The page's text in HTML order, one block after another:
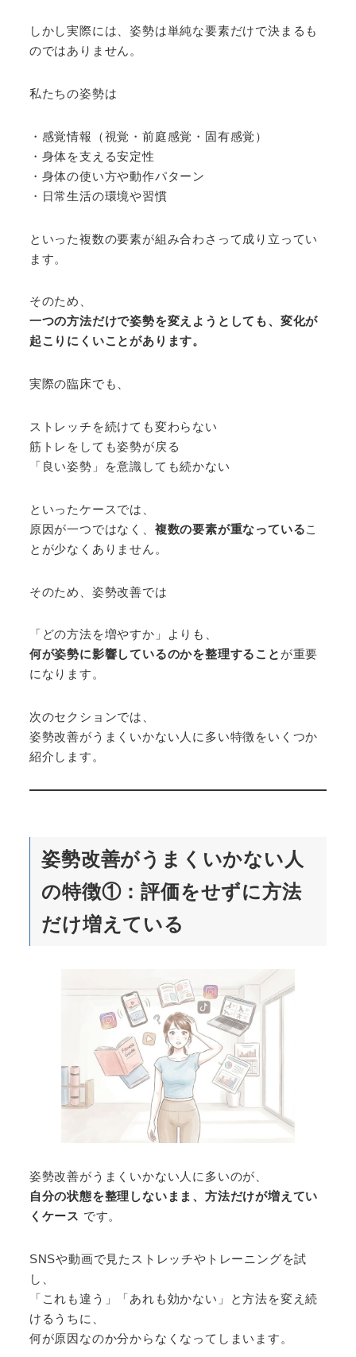
しかし実際には、姿勢は単純な要素だけで決まるも
のではありません。
私たちの姿勢は
・感覚情報（視覚・前庭感覚・固有感覚）
・身体を支える安定性
・身体の使い方や動作パターン
・日常生活の環境や習慣
といった複数の要素が組み合わさって成り立ってい
ます。
そのため、
一つの方法だけで姿勢を変えようとしても、変化が
起こりにくいことがあります。
実際の臨床でも、
ストレッチを続けても変わらない
筋トレをしても姿勢が戻る
「良い姿勢」を意識しても続かない
といったケースでは、
原因が一つではなく、 複数の要素が重なっているこ
とが少なくありません。
そのため、姿勢改善では
「どの方法を増やすか」よりも、
何が姿勢に影響しているのかを整理すること が重要
になります。
次のセクションでは、
姿勢改善がうまくいかない人に多い特徴をいくつか
紹介します。
姿勢改善がうまくいかない人
の特徴①：評価をせずに方法
だけ増えている
姿勢改善がうまくいかない人に多いのが、
自分の状態を整理しないまま、方法だけが増えてい
くケース です。
SNSや動画で見たストレッチやトレーニングを試
し、
「これも違う」「あれも効かない」と方法を変え続
けるうちに、
何が原因なのか分からなくなってしまいます。